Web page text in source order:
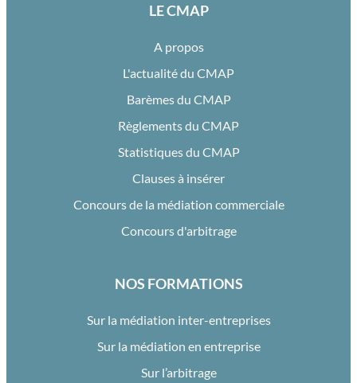
LE CMAP
A propos
L'actualité du CMAP
Barèmes du CMAP
Règlements du CMAP
Statistiques du CMAP
Clauses à insérer
Concours de la médiation commerciale
Concours d'arbitrage
NOS FORMATIONS
Sur la médiation inter-entreprises
Sur la médiation en entreprise
Sur l’arbitrage